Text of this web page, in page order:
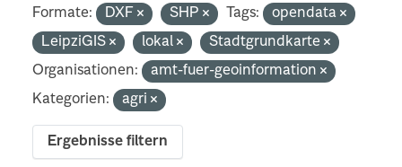
Formate: DXF SHP Tags:
opendata
LeipziGIS
lokal
Stadtgrundkarte
Organisationen:
amt-fuer-geoinformation
Kategorien:
agri
Ergebnisse filtern